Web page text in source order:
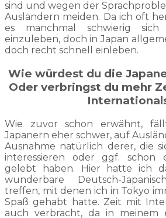
sind und wegen der
Ausländern meiden. Da ich oft
es manchmal schwierig
einzuleben, doch in Japan
doch recht schnell einleben.
Wie würdest du die
Oder verbringst du mehr
Wie zuvor schon erwähnt,
Japanern eher schwer, auf
Ausnahme natürlich derer, die
interessieren oder ggf. schon
gelebt haben. Hier hatte ich
wunderbare Deutsch-
treffen, mit denen ich in Tokyo
Spaß gehabt hatte. Zeit mit
auch verbracht, da in meinem